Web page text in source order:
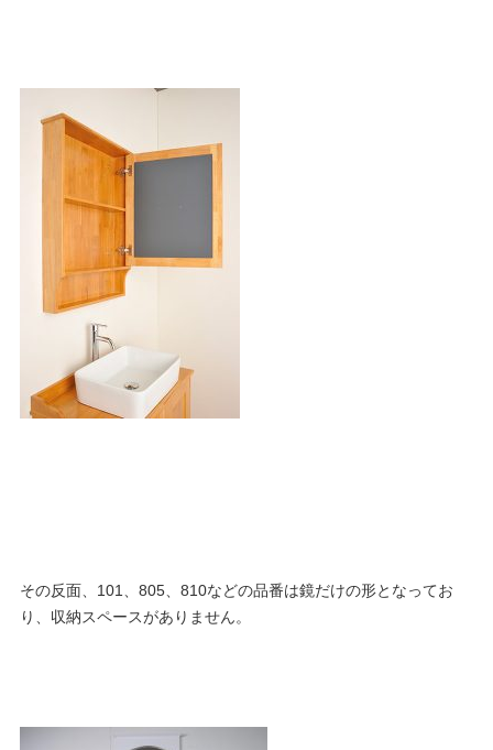
その反面、101、805、810などの品番は鏡だけの形となってお
り、収納スペースがありません。